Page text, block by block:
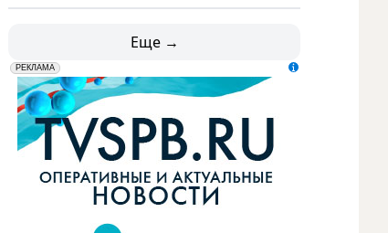
Еще →
erid: LdtCK5udn
РЕКЛАМА
АО "ГАТР", ИНН: 7841320717